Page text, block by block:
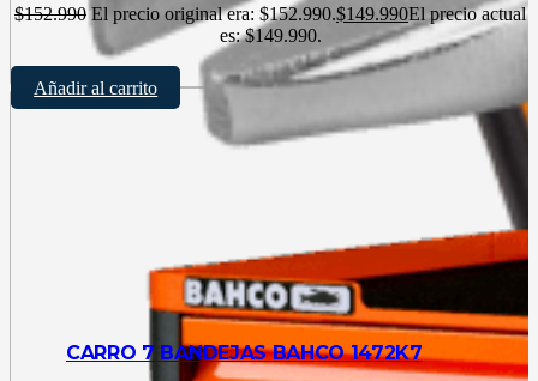
$152.990 El precio original era: $152.990.$149.990El precio actual
es: $149.990.
Añadir al carrito
CARRO 7 BANDEJAS BAHCO 1472K7